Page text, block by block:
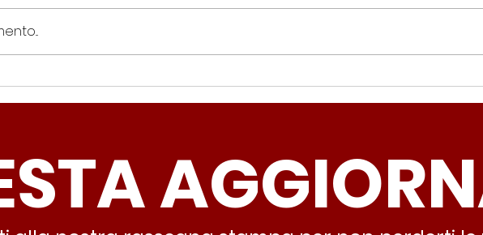
“Non
400
Periferie, Colucci
(Radicali Roma): “La
deve garantire servizi e
dignità”